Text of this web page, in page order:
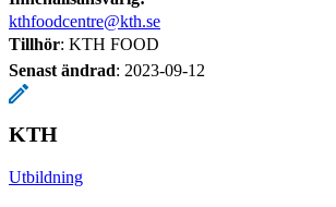
kthfoodcentre@kth.se
Tillhör: KTH FOOD
Senast ändrad: 2023-09-12
KTH
Utbildning